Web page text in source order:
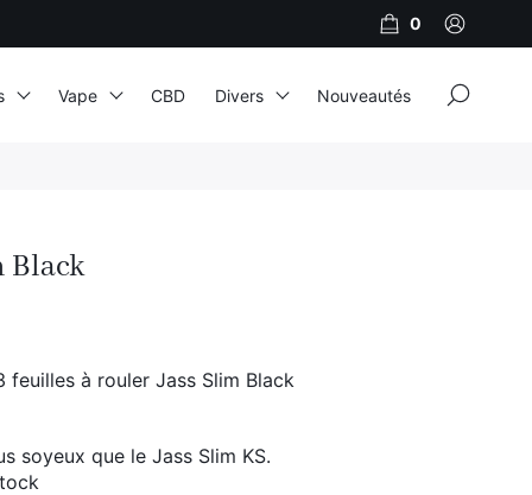
Black
feuilles à rouler Jass Slim Black
soyeux que le Jass Slim KS.
0
Vape
10ml
CBD Divers Nouveautés